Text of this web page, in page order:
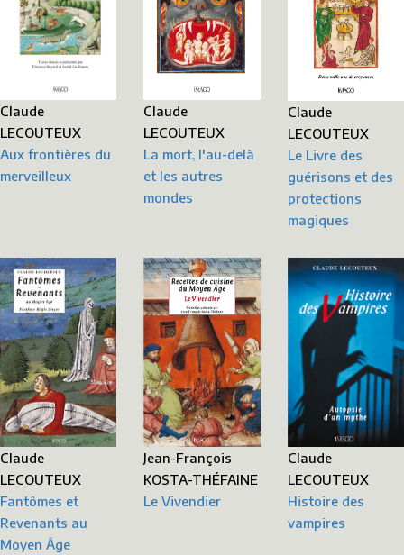
Claude
LECOUTEUX
Aux frontières du
merveilleux
Claude
LECOUTEUX
La mort, l'au-delà
et les autres
mondes
Claude
LECOUTEUX
Le Livre des
guérisons et des
protections
magiques
Claude
LECOUTEUX
Fantômes et
Revenants au
Moyen Âge
Jean-François
KOSTA-THÉFAINE
Le Vivendier
Claude
LECOUTEUX
Histoire des
vampires